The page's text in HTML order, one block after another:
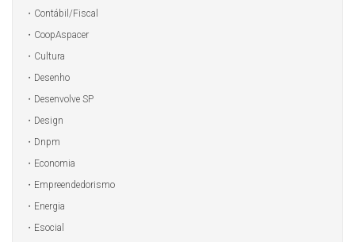
Contábil/Fiscal
CoopAspacer
Cultura
Desenho
Desenvolve SP
Design
Dnpm
Economia
Empreendedorismo
Energia
Esocial